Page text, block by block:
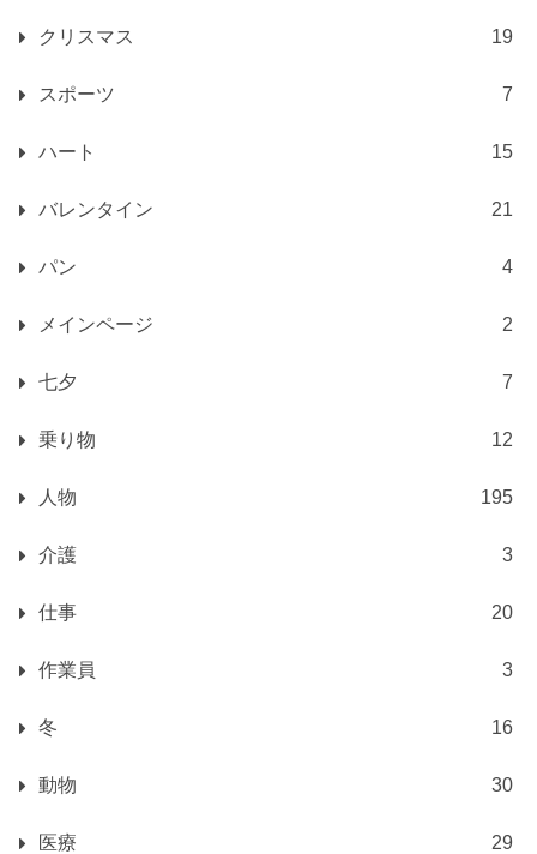
クリスマス 19
スポーツ 7
ハート 15
バレンタイン 21
パン 4
メインページ 2
七夕 7
乗り物 12
人物 195
介護 3
仕事 20
作業員 3
冬 16
動物 30
医療 29